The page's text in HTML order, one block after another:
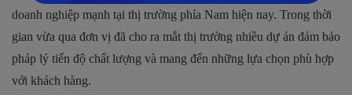
doanh nghiệp mạnh tại thị trường phía Nam hiện nay. Trong thời
gian vừa qua đơn vị đã cho ra mắt thị trường nhiều dự án đảm bảo
pháp lý tiến độ chất lượng và mang đến những lựa chọn phù hợp
với khách hàng.